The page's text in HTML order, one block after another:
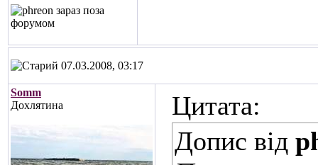
07.03.2008, 03:17
Somm
Дохлятина
Цитата:
Допис від